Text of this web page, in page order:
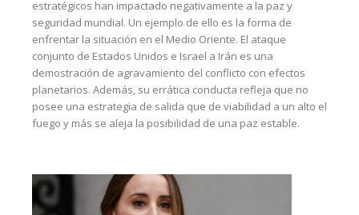
estratégicos han impactado negativamente a la paz y
seguridad mundial. Un ejemplo de ello es la forma de
enfrentar la situación en el Medio Oriente. El ataque
conjunto de Estados Unidos e Israel a Irán es una
demostración de agravamiento del conflicto con efectos
planetarios. Además, su errática conducta refleja que no
posee una estrategia de salida que de viabilidad a un alto el
fuego y más se aleja la posibilidad de una paz estable.